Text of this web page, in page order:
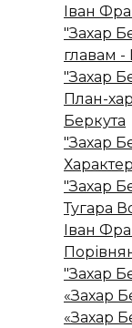
Іван
"Захар
главам -
"Захар
План-
Беркута
"Захар
"Захар
Тугара
Іван
"Захар
«Захар
«Захар